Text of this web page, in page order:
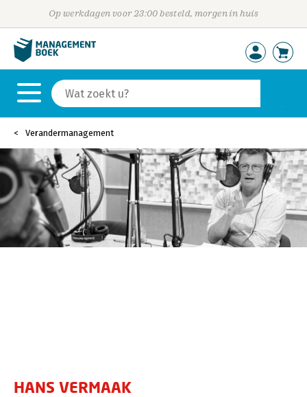
Op werkdagen voor 23:00 besteld, morgen in huis
Verandermanagement
HANS VERMAAK